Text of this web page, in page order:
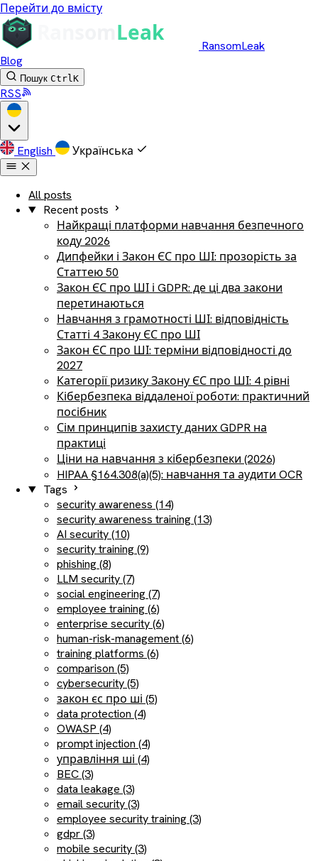
Перейти до вмісту
RansomLeak
Blog
Пошук CtrlK
RSS
English Українська
All posts
Recent posts
Найкращі платформи навчання безпечного
коду 2026
Дипфейки і Закон ЄС про ШІ: прозорість за
Статтею 50
Закон ЄС про ШІ і GDPR: де ці два закони
перетинаються
Навчання з грамотності ШІ: відповідність
Статті 4 Закону ЄС про ШІ
Закон ЄС про ШІ: терміни відповідності до
2027
Категорії ризику Закону ЄС про ШІ: 4 рівні
Кібербезпека віддаленої роботи: практичний
посібник
Сім принципів захисту даних GDPR на
практиці
Ціни на навчання з кібербезпеки (2026)
HIPAA §164.308(a)(5): навчання та аудити OCR
Tags
security awareness (14)
security awareness training (13)
AI security (10)
security training (9)
phishing (8)
LLM security (7)
social engineering (7)
employee training (6)
enterprise security (6)
human-risk-management (6)
training platforms (6)
comparison (5)
cybersecurity (5)
закон єс про ші (5)
data protection (4)
OWASP (4)
prompt injection (4)
управління ші (4)
BEC (3)
data leakage (3)
email security (3)
employee security training (3)
gdpr (3)
mobile security (3)